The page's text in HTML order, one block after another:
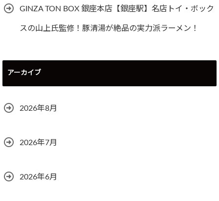
GINZA TON BOX 銀座本店【銀座駅】名店トイ・ボック
スの山上氏監修！豚清湯が絶品の実力派ラーメン！
アーカイブ
2026年8月
2026年7月
2026年6月